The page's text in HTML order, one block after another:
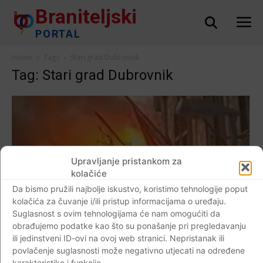
Upravljanje pristankom za
kolačiće
Da bismo pružili najbolje iskustvo, koristimo tehnologije poput
kolačića za čuvanje i/ili pristup informacijama o uređaju.
Suglasnost s ovim tehnologijama će nam omogućiti da
obrađujemo podatke kao što su ponašanje pri pregledavanju
ili jedinstveni ID-ovi na ovoj web stranici. Nepristanak ili
povlačenje suglasnosti može negativno utjecati na određene
Braniteljski
PORTAL
Tag: Stari grad Dubrovnik
AKTUALNO